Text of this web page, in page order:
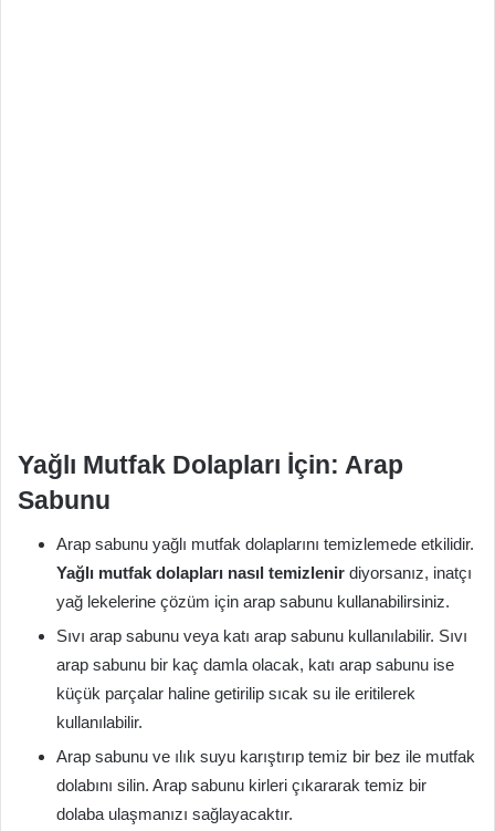
Yağlı Mutfak Dolapları İçin: Arap
Sabunu
Arap sabunu yağlı mutfak dolaplarını temizlemede etkilidir.
Yağlı mutfak dolapları nasıl temizlenir diyorsanız, inatçı
yağ lekelerine çözüm için arap sabunu kullanabilirsiniz.
Sıvı arap sabunu veya katı arap sabunu kullanılabilir. Sıvı
arap sabunu bir kaç damla olacak, katı arap sabunu ise
küçük parçalar haline getirilip sıcak su ile eritilerek
kullanılabilir.
Arap sabunu ve ılık suyu karıştırıp temiz bir bez ile mutfak
dolabını silin. Arap sabunu kirleri çıkararak temiz bir
dolaba ulaşmanızı sağlayacaktır.